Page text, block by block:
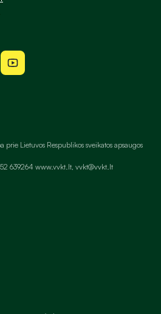
prie Lietuvos Respublikos sveikatos apsaugos
639264 www.vvkt.lt, vvkt@vvkt.lt